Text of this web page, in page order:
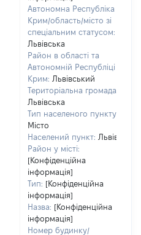
Автономна Республіка
Крим/область/місто зі
спеціальним статусом:
Львівська
Район в області та
Автономній Республіці
Крим: Львівський
Територіальна громада:
Львівська
Тип населеного пункту:
Місто
Населений пункт: Львів
Район у місті:
[Конфіденційна
інформація]
Тип: [Конфіденційна
інформація]
Назва: [Конфіденційна
інформація]
Номер будинку/